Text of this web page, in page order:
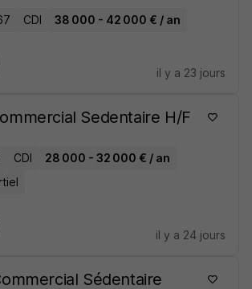
CDI 38 000 - 42 000 € / an
il y a 23 jours
Sedentaire H/F
CDI
28 000 - 32 000 € / an
il y a 24 jours
Sédentaire